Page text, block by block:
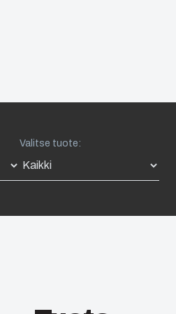
Valitse tuote: